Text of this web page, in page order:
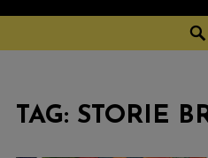
TAG: STORIE